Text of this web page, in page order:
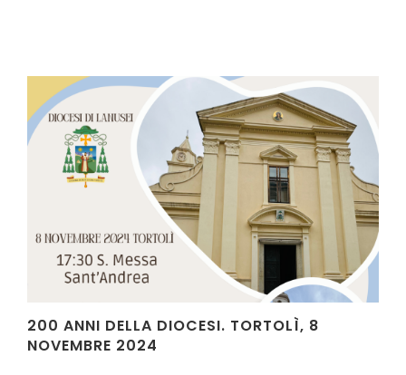
200 ANNI DELLA DIOCESI. TORTOLÌ, 8
NOVEMBRE 2024